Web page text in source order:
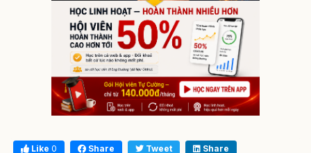
Like 0 Share Tweet Share